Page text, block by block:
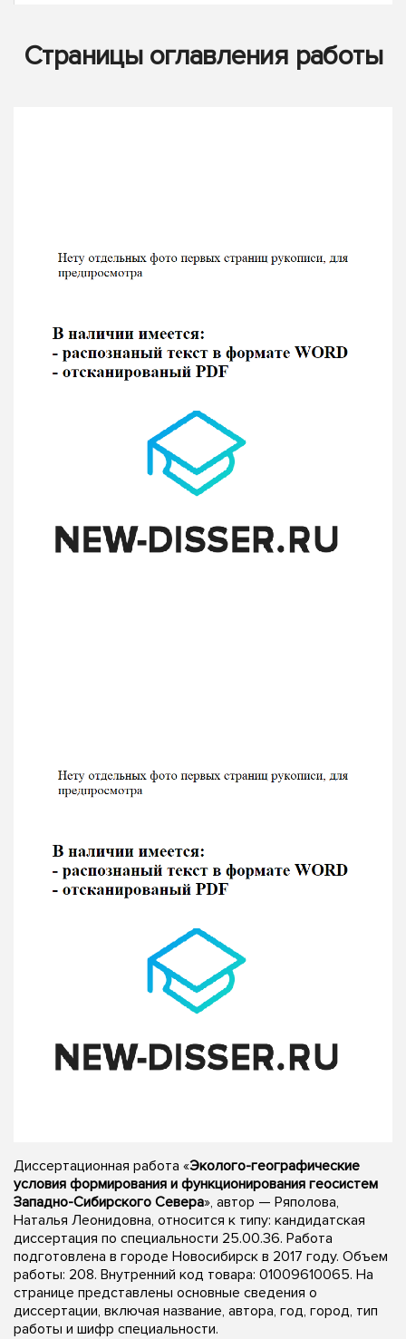
Страницы оглавления работы
Диссертационная работа «Эколого-географические
условия формирования и функционирования геосистем
Западно-Сибирского Севера», автор — Ряполова,
Наталья Леонидовна, относится к типу: кандидатская
диссертация по специальности 25.00.36. Работа
подготовлена в городе Новосибирск в 2017 году. Объем
работы: 208. Внутренний код товара: 01009610065. На
странице представлены основные сведения о
диссертации, включая название, автора, год, город, тип
работы и шифр специальности.